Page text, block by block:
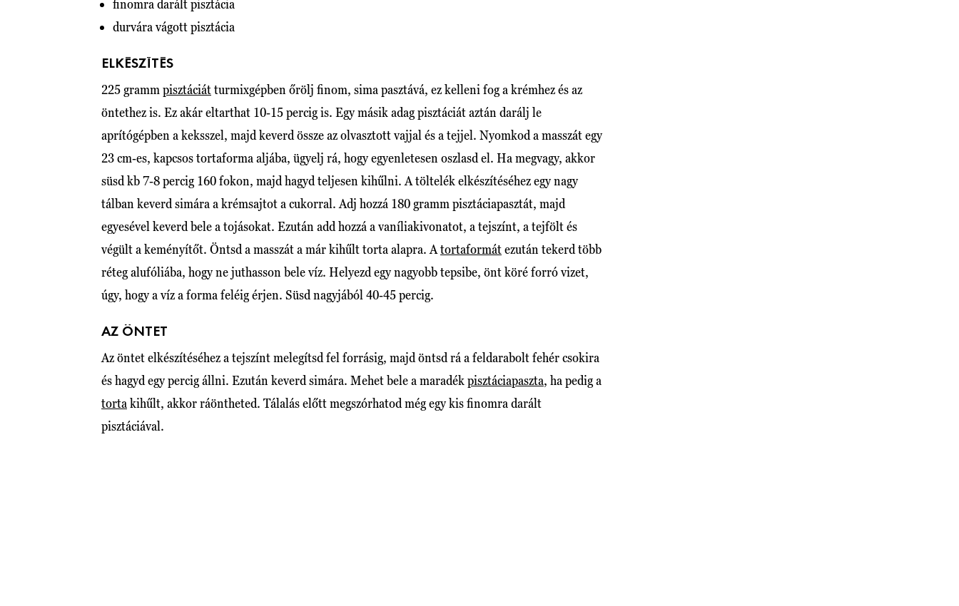
finomra darált pisztácia
durvára vágott pisztácia
ELKÉSZÍTÉS
225 gramm pisztáciátturmixgépben őrölj finom, sima pasztává, ez kelleni fog a krémhez és az
öntethez is. Ez akár eltarthat 10-15 percig is. Egy másik adag pisztáciát aztán darálj le
aprítógépben a keksszel, majd keverd össze az olvasztott vajjal és a tejjel. Nyomkod a masszát egy
23 cm-es, kapcsos tortaforma aljába, ügyelj rá, hogy egyenletesen oszlasd el. Ha megvagy, akkor
süsd kb 7-8 percig 160 fokon, majd hagyd teljesen kihűlni. A töltelék elkészítéséhez egy nagy
tálban keverd simára a krémsajtot a cukorral. Adj hozzá 180 gramm pisztáciapasztát, majd
egyesével keverd bele a tojásokat. Ezután add hozzá a vaníliakivonatot, a tejszínt, a tejfölt és
végült a keményítőt. Öntsd a masszát a már kihűlt torta alapra. Atortaformátezután tekerd több
réteg alufóliába, hogy ne juthasson bele víz. Helyezd egy nagyobb tepsibe, önt köré forró vizet,
úgy, hogy a víz a forma feléig érjen. Süsd nagyjából 40-45 percig.
AZ ÖNTET
Az öntet elkészítéséhez a tejszínt melegítsd fel forrásig, majd öntsd rá a feldarabolt fehér csokira
és hagyd egy percig állni. Ezután keverd simára. Mehet bele a maradékpisztáciapaszta, ha pedig a
torta kihűlt, akkor ráöntheted. Tálalás előtt megszórhatod még egy kis finomra darált
pisztáciával.